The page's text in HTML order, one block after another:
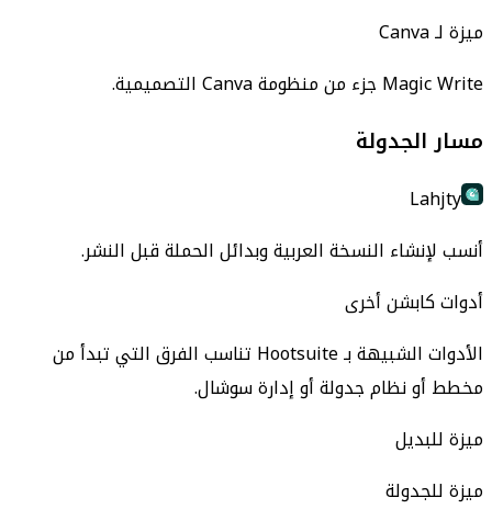
ميزة لـ Canva
Magic Write جزء من منظومة Canva التصميمية.
مسار الجدولة
Lahjty
أنسب لإنشاء النسخة العربية وبدائل الحملة قبل النشر.
أدوات كابشن أخرى
الأدوات الشبيهة بـ Hootsuite تناسب الفرق التي تبدأ من
مخطط أو نظام جدولة أو إدارة سوشال.
ميزة للبديل
ميزة للجدولة